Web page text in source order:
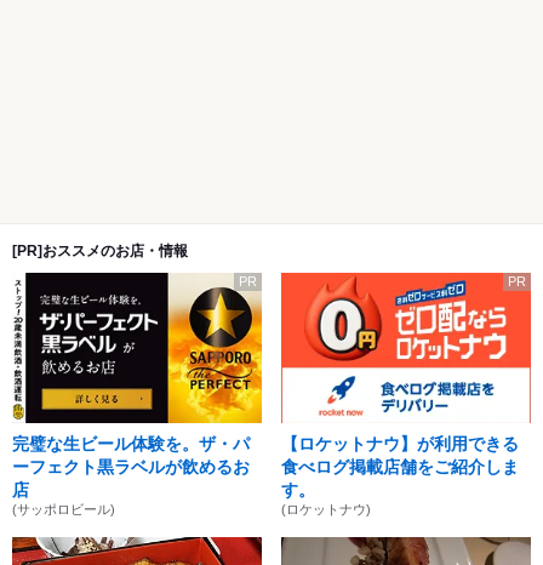
[PR]おススメのお店・情報
PR
完璧な生ビール体験を。ザ・パ
ーフェクト黒ラベルが飲めるお
店
(サッポロビール)
PR
【ロケットナウ】が利用できる
食べログ掲載店舗をご紹介しま
す。
(ロケットナウ)